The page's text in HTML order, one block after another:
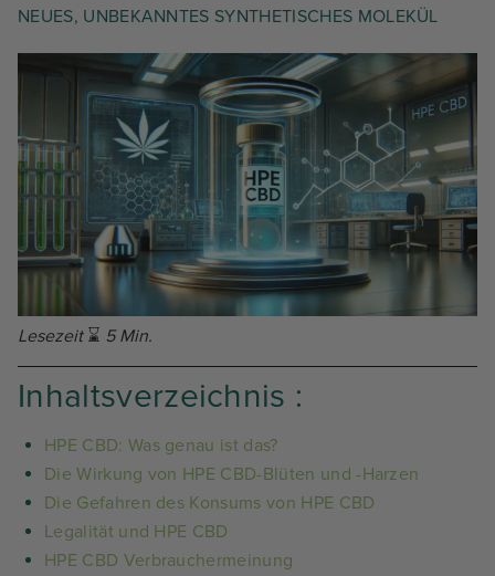
NEUES, UNBEKANNTES SYNTHETISCHES MOLEKÜL
Lesezeit ⌛ 5 Min.
Inhaltsverzeichnis :
HPE CBD: Was genau ist das?
Die Wirkung von HPE CBD-Blüten und -Harzen
Die Gefahren des Konsums von HPE CBD
Legalität und HPE CBD
HPE CBD Verbrauchermeinung